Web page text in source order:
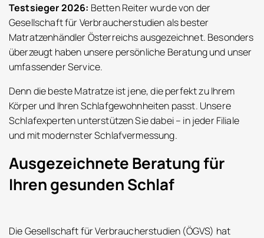
Testsieger 2026: Betten Reiter wurde von der
Gesellschaft für Verbraucherstudien als bester
Matratzenhändler Österreichs ausgezeichnet. Besonders
überzeugt haben unsere persönliche Beratung und unser
umfassender Service.
Denn die beste Matratze ist jene, die perfekt zu Ihrem
Körper und Ihren Schlafgewohnheiten passt. Unsere
Schlafexperten unterstützen Sie dabei – in jeder Filiale
und mit modernster Schlafvermessung.
Ausgezeichnete Beratung für
Ihren gesunden Schlaf
Die Gesellschaft für Verbraucherstudien (ÖGVS) hat